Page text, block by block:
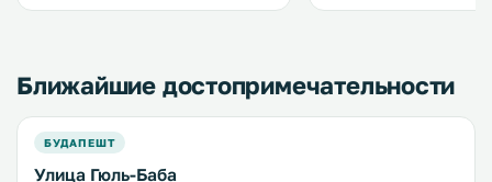
microwave and a toaster. .
Ближайшие достопримечательности
БУДАПЕШТ
Улица Гюль-Баба